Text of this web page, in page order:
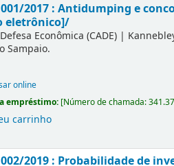
2017 : Antidumping e
eletrônico]/
Econômica (CADE) |
Sampaio.
online
empréstimo: [Número de chamada:
carrinho
2019 : Probabilidade de